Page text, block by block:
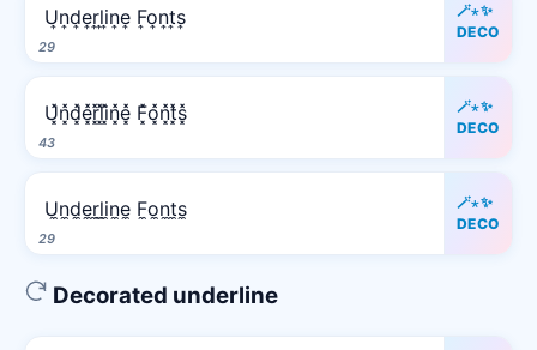
29
U͎n͎d͎e͎r͎l͎i͎n͎e͎ F͎o͎n͎t͎s͎
🪄⋆✨
DECO
43
U͓̽n͓̽d͓̽e͓̽r͓̽l͓̽i͓̽n͓̽e͓̽ F͓̽o͓̽n͓̽t͓̽s͓̽
🪄⋆✨
DECO
29
U̼n̼d̼e̼r̼l̼i̼n̼e̼ F̼o̼n̼t̼s̼
🪄⋆✨
DECO
Decorated underline